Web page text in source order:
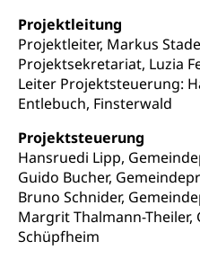
Projektleitung
Projektleiter, Markus
Projektsekretariat, Luzia
Leiter Projektsteuerung:
Entlebuch, Finsterwald
Projektsteuerung
Hansruedi Lipp,
Guido Bucher,
Bruno Schnider,
Margrit Thalmann-
Schüpfheim
Pensionskasse, erste
Säule,
Ergänzungsleistungen,
Todesfallversicherung
AHV-
AHV-
Behinderung
geistige Behinderung,
Erwerbsunfähigkeit,
Menschen mit
Kultur und Medien